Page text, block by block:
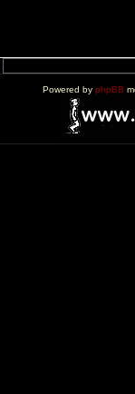
Powered by phpBB